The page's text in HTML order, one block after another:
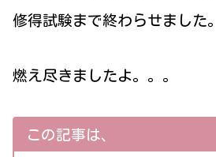
修得試験まで終わらせました。
燃え尽きましたよ。。。
この記事は、